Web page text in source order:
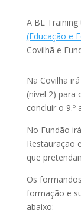
A BL
(Educação e
Covilhã e
Na Covilhã
(nível 2) para
concluir o 9.º
No Fundão
Restauração
que
Os
formação e
abaixo: